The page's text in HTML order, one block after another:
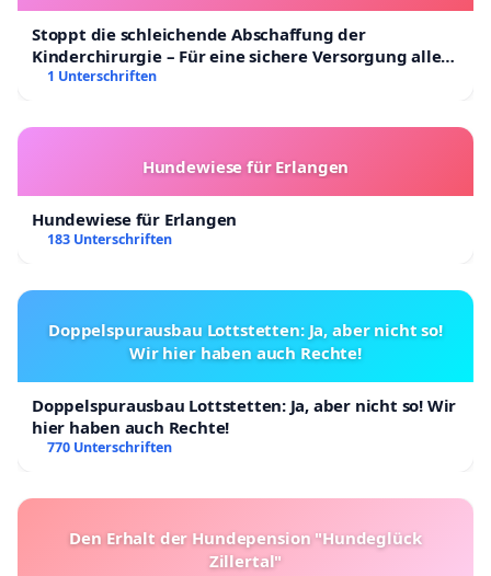
Stoppt die schleichende Abschaffung der
Kinderchirurgie – Für eine sichere Versorgung aller
Kinder in Deutschland
1 Unterschriften
Hundewiese für Erlangen
Hundewiese für Erlangen
183 Unterschriften
Doppelspurausbau Lottstetten: Ja, aber nicht so!
Wir hier haben auch Rechte!
Doppelspurausbau Lottstetten: Ja, aber nicht so! Wir
hier haben auch Rechte!
770 Unterschriften
Den Erhalt der Hundepension "Hundeglück
Zillertal"